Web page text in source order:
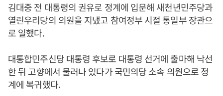
김대중 전 대통령의 권유로 정계에 입문해 새천년민주당과
열린우리당의 의원을 지냈고 참여정부 시절 통일부 장관으
로 일했다.
대통합민주신당 대통령 후보로 대통령 선거에 출마해 낙선
한 뒤 고향에서 물러나 있다가 국민의당 소속 의원으로 정
계에 복귀했다.